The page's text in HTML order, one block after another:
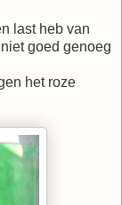
last heb van
goed genoeg
het roze